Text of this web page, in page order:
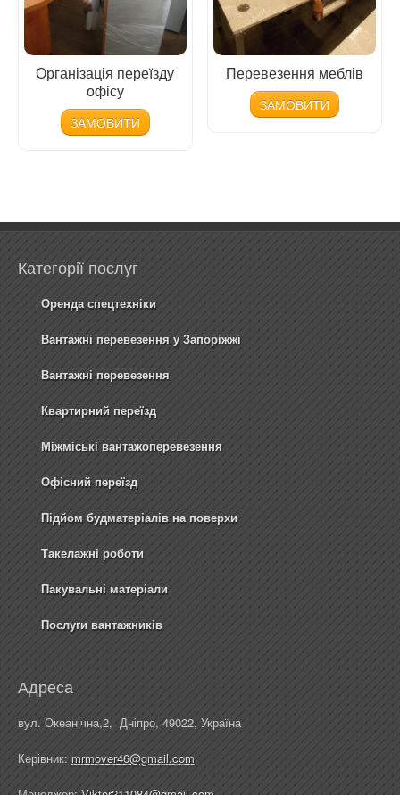
Організація переїзду
офісу
ЗАМОВИТИ
Перевезення меблів
ЗАМОВИТИ
Категорії послуг
Оренда спецтехніки
Вантажні перевезення у Запоріжжі
Вантажні перевезення
Квартирний переїзд
Міжміські вантажоперевезення
Офісний переїзд
Підйом будматеріалів на поверхи
Такелажні роботи
Пакувальні матеріали
Послуги вантажників
Адреса
вул. Океанічна,2, Дніпро, 49022, Україна
Керівник: mrmover46@gmail.com